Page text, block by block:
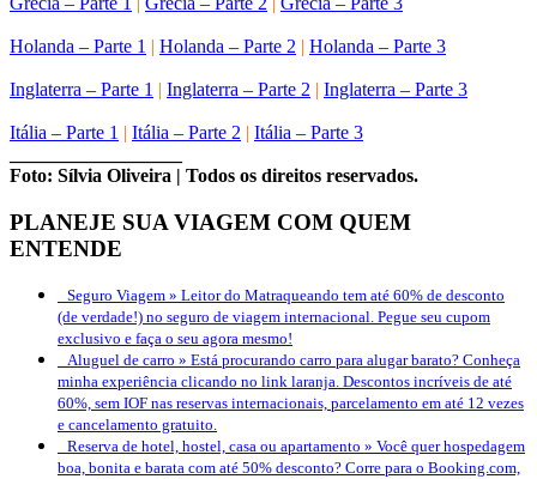
Holanda – Parte 1 | Holanda – Parte 2 | Holanda – Parte 3
Inglaterra – Parte 1 | Inglaterra – Parte 2 | Inglaterra – Parte 3
Itália – Parte 1 | Itália – Parte 2 | Itália – Parte 3
Foto: Sílvia Oliveira | Todos os direitos reservados.
PLANEJE SUA VIAGEM COM QUEM
ENTENDE
Seguro Viagem » Leitor do Matraqueando tem até 60% de desconto
(de verdade!) no seguro de viagem internacional. Pegue seu cupom
exclusivo e faça o seu agora mesmo!
Aluguel de carro » Está procurando carro para alugar barato? Conheça
minha experiência clicando no link laranja. Descontos incríveis de até
60%, sem IOF nas reservas internacionais, parcelamento em até 12 vezes
e cancelamento gratuito.
Reserva de hotel, hostel, casa ou apartamento » Você quer hospedagem
boa, bonita e barata com até 50% desconto? Corre para o Booking.com,